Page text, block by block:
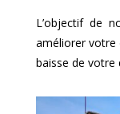
L’objectif de
améliorer votre
baisse de votre